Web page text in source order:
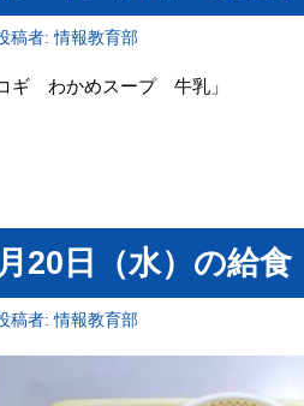
稿者: 情報教育部
ギ わかめスープ 牛乳」
20日（水）の給食
稿者: 情報教育部